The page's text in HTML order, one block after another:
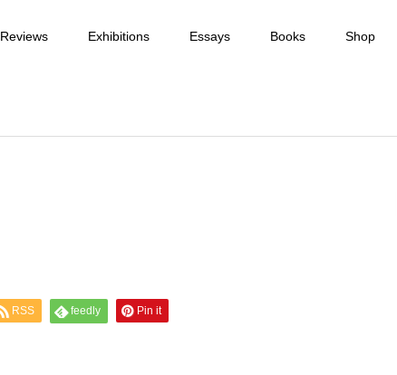
Reviews Exhibitions Essays Books Shop
RSS feedly Pin it